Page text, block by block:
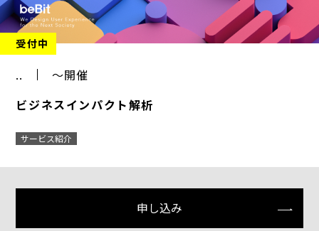
受付中
..
～開催
ビジネスインパクト解析
サービス紹介
申し込み